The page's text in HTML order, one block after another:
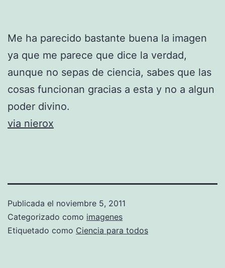
Me ha parecido bastante buena la imagen
ya que me parece que dice la verdad,
aunque no sepas de ciencia, sabes que las
cosas funcionan gracias a esta y no a algun
poder divino.
via nierox
Publicada el noviembre 5, 2011
Categorizado como imagenes
Etiquetado como Ciencia para todos